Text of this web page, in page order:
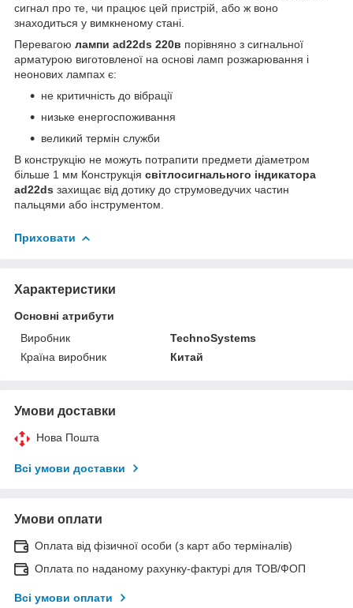
сигнал про те, чи працює цей пристрій, або ж воно
знаходиться у вимкненому стані.
Перевагою лампи ad22ds 220в порівняно з сигнальної
арматурою виготовленої на основі ламп розжарювання і
неонових лампах є:
не критичність до вібрації
низьке енергоспоживання
великий термін служби
В конструкцію не можуть потрапити предмети діаметром
більше 1 мм Конструкція світлосигнального індикатора
ad22ds захищає від дотику до струмоведучих частин
пальцями або інструментом.
Приховати
Характеристики
Основні атрибути
Виробник
TechnoSystems
Країна виробник
Китай
Умови доставки
Нова Пошта
Всі умови доставки
Умови оплати
Оплата від фізичної особи (з карт або терміналів)
Оплата по наданому рахунку-фактурі для ТОВ/ФОП
Всі умови оплати